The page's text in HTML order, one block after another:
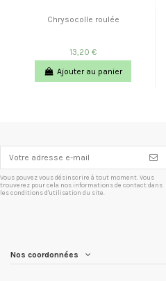
Chrysocolle roulée
13,20 €
Ajouter au panier
Vous pouvez vous désinscrire à tout moment. Vous
trouverez pour cela nos informations de contact dans
les conditions d'utilisation du site.
Nos coordonnées